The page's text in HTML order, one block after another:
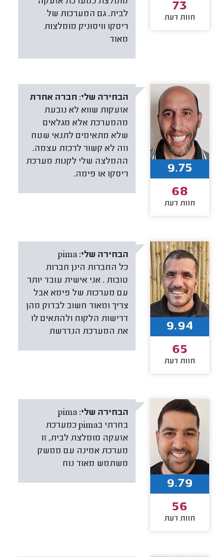
לבית. גם המערכות של
ריסקו וויסוניק מומלצות
מאוד
73
חוות דעת
הבחירה שלי: חברה אחרת
אזעקות שווא לא נובעת
מהמערכת אלא מגלאים
שלא מתאימים לתנאי שטח
וזה לא קשור לרכזת עצמה.
ההמלצה שלי לקנות מערכת
ריסקו או פימה.
9.75
68
חוות דעת
הבחירה שלי: pima
כל החברות הינן חברות
טובות . אני אישית עובד יותר
עם מערכות של פימא אבל
צריך ומאוד חשוב לבדוק מהן
דרישות הלקוח ולהתאים לו
את המערכת הנדרשת
9.94
65
חוות דעת
הבחירה שלי: pima
בחרתי בpima כמערכת
אזעקה מומלצת לבית, זו
מערכת אמינה עם ממשק
משתמש מאוד נוח
9.79
56
חוות דעת